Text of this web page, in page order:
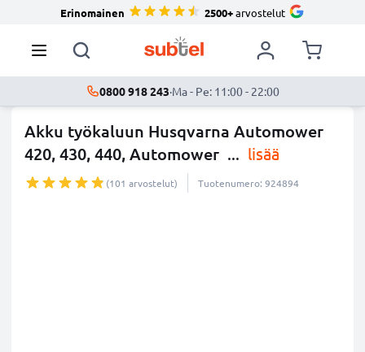
Erinomainen 2500+arvostelut
0800 918 243·Ma - Pe: 11:00 - 22:00
Akku työkaluun Husqvarna Automower
420, 430, 440, Automower ... lisää
(101 arvostelut) Tuotenumero: 924894